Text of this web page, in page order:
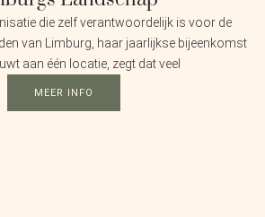
die zelf verantwoordelijk is voor de
van Limburg, haar jaarlijkse bijeenkomst
aan één locatie, zegt dat veel
MEER INFO